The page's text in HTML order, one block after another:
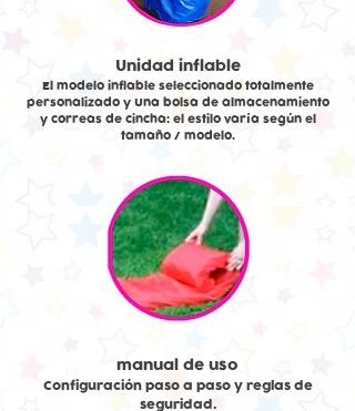
Unidad inflable
El modelo inflable seleccionado totalmente
personalizado y Una bolsa de almacenamiento
y correas de cincha: el estilo varía según el
tamaño / modelo.
manual de uso
Configuración paso a paso y reglas de
seguridad.